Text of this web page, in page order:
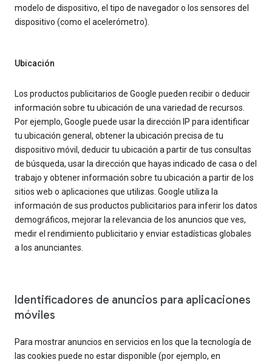
modelo de dispositivo, el tipo de navegador o los sensores del
dispositivo (como el acelerómetro).
Ubicación
Los productos publicitarios de Google pueden recibir o deducir
información sobre tu ubicación de una variedad de recursos.
Por ejemplo, Google puede usar la dirección IP para identificar
tu ubicación general, obtener la ubicación precisa de tu
dispositivo móvil, deducir tu ubicación a partir de tus consultas
de búsqueda, usar la dirección que hayas indicado de casa o del
trabajo y obtener información sobre tu ubicación a partir de los
sitios web o aplicaciones que utilizas. Google utiliza la
información de sus productos publicitarios para inferir los datos
demográficos, mejorar la relevancia de los anuncios que ves,
medir el rendimiento publicitario y enviar estadísticas globales
a los anunciantes.
Identificadores de anuncios para aplicaciones
móviles
Para mostrar anuncios en servicios en los que la tecnología de
las cookies puede no estar disponible (por ejemplo, en